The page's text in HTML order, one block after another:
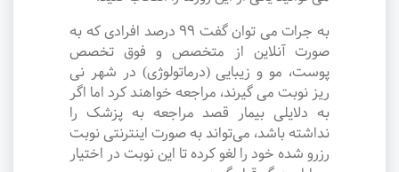
به جرات می‌ توان گفت ۹۹ درصد افرادی که به
صورت آنلاین از متخصص و فوق تخصص
پوست، مو و زیبایی (درماتولوژی) در شهر نی
ریز نوبت می گیرند، مراجعه خواهند کرد اما اگر
به دلایلی بیمار قصد مراجعه به پزشک را
نداشته باشد، می‌تواند به صورت اینترنتی نوبت
رزرو شده خود را لغو کرده تا این نوبت در اختیار